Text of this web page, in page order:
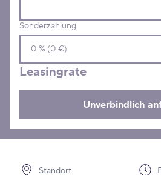
Sonderzahlung
Leasingrate
Unverbindlich
Standort